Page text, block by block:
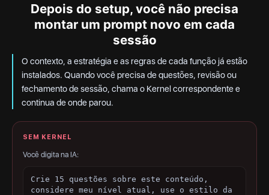
Depois do setup, você não precisa
montar um prompt novo em cada
sessão
O contexto, a estratégia e as regras de cada função já estão
instalados. Quando você precisa de questões, revisão ou
fechamento de sessão, chama o Kernel correspondente e
continua de onde parou.
SEM KERNEL
Você digita na IA:
Crie 15 questões sobre este conteúdo,
considere meu nível atual, use o estilo da